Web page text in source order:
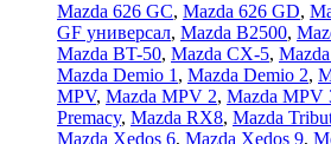
Mazda 626 GC, Mazda 626 GD,
GF универсал, Mazda B2500,
Mazda BT-50, Mazda CX-5,
Mazda Demio 1 , Mazda Demio 2,
MPV, Mazda MPV 2, Mazda MPV
Premacy, Mazda RX8, Mazda
Mazda Xedos 6, Mazda Xedos 9,